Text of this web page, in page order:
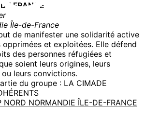
FRANCE
Île-de-France
de manifester une solidarité active
opprimées et exploitées. Elle défend
des personnes réfugiées et
soient leurs origines, leurs
leurs convictions.
du groupe : LA CIMADE
NORD NORMANDIE ÎLE-DE-FRANCE